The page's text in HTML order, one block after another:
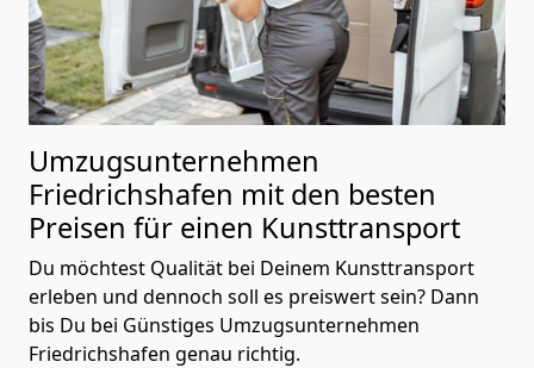
Umzugsunternehmen
Friedrichshafen mit den besten
Preisen für einen Kunsttransport
Du möchtest Qualität bei Deinem Kunsttransport
erleben und dennoch soll es preiswert sein? Dann
bis Du bei Günstiges Umzugsunternehmen
Friedrichshafen genau richtig.